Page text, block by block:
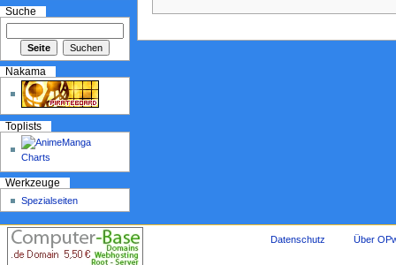
Suche
Nakama
Toplists
Werkzeuge
Spezialseiten
Datenschutz Über